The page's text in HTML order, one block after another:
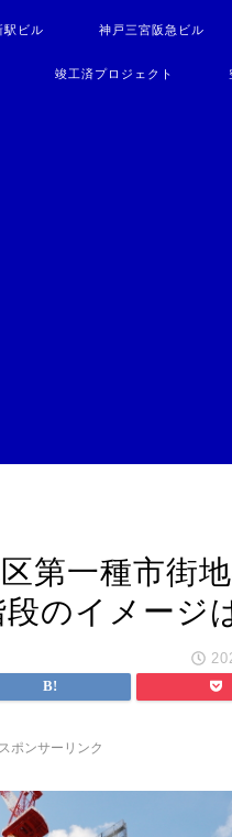
駅ビル 神戸三宮阪急ビル
竣工済プロジェクト
第一種市街
のイメージ
スポンサーリンク